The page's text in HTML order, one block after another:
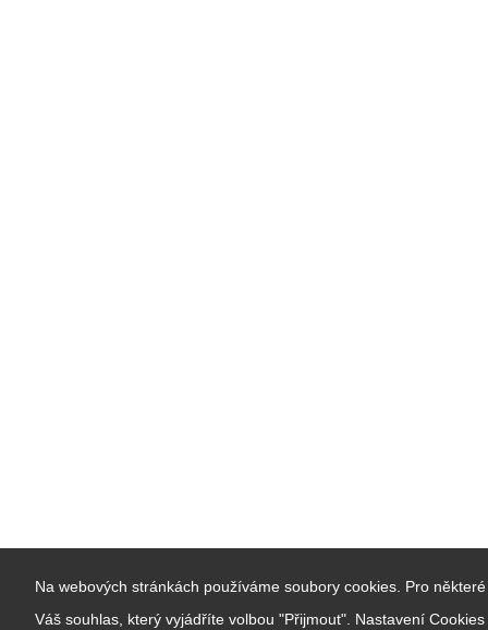
Na webových stránkách používáme soubory cookies. Pro
Váš souhlas, který vyjádříte volbou "Přijmout". Nastavení